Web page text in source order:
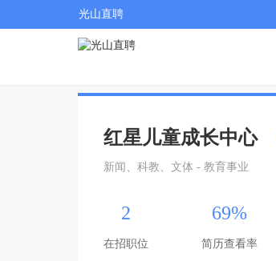
光山直聘
红星儿童成长中心
新闻、科教、文体 - 教育事业
2
在招职位
69%
简历查看率